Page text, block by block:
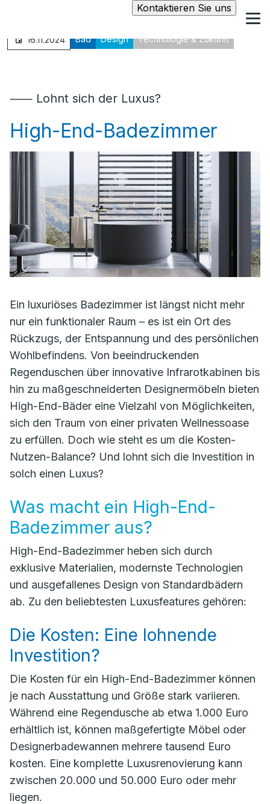
Kontaktieren Sie uns
16.11.2024 Bad Design Technologie & Zukunft
⸺ Lohnt sich der Luxus?
High-End-Badezimmer
Ein luxuriöses Badezimmer ist längst nicht mehr
nur ein funktionaler Raum – es ist ein Ort des
Rückzugs, der Entspannung und des persönlichen
Wohlbefindens. Von beeindruckenden
Regenduschen über innovative Infrarotkabinen bis
hin zu maßgeschneiderten Designermöbeln bieten
High-End-Bäder eine Vielzahl von Möglichkeiten,
sich den Traum von einer privaten Wellnessoase
zu erfüllen. Doch wie steht es um die Kosten-
Nutzen-Balance? Und lohnt sich die Investition in
solch einen Luxus?
Was macht ein High-End-
Badezimmer aus?
High-End-Badezimmer heben sich durch
exklusive Materialien, modernste Technologien
und ausgefallenes Design von Standardbädern
ab. Zu den beliebtesten Luxusfeatures gehören:
Die Kosten: Eine lohnende
Investition?
Die Kosten für ein High-End-Badezimmer können
je nach Ausstattung und Größe stark variieren.
Während eine Regendusche ab etwa 1.000 Euro
erhältlich ist, können maßgefertigte Möbel oder
Designerbadewannen mehrere tausend Euro
kosten. Eine komplette Luxusrenovierung kann
zwischen 20.000 und 50.000 Euro oder mehr
liegen.